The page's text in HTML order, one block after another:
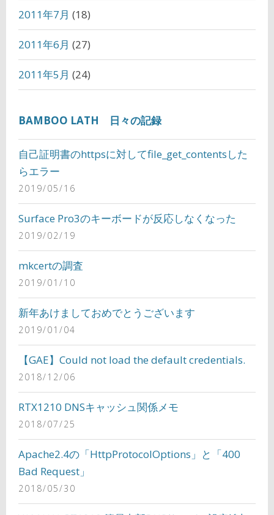
2011年7月 (18)
2011年6月 (27)
2011年5月 (24)
BAMBOO LATH 日々の記録
自己証明書のhttpsに対してfile_get_contentsした
らエラー
2019/05/16
Surface Pro3のキーボードが反応しなくなった
2019/02/19
mkcertの調査
2019/01/10
新年あけましておめでとうございます
2019/01/04
【GAE】Could not load the default credentials.
2018/12/06
RTX1210 DNSキャッシュ関係メモ
2018/07/25
Apache2.4の「HttpProtocolOptions」と「400
Bad Request」
2018/05/30